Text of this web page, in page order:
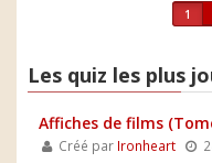
1
Les quiz les plus
Affiches de films
Créé par Ironheart